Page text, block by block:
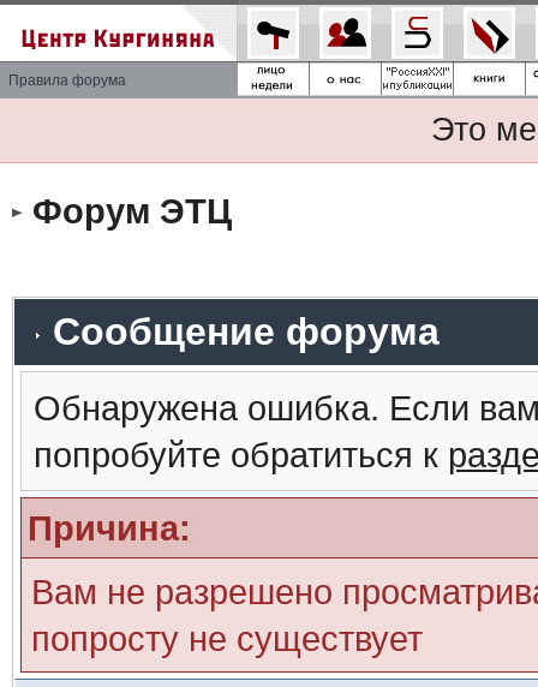
Правила форума
Это
Форум ЭТЦ
Сообщение форума
Обнаружена ошибка. Если
попробуйте обратиться к
Причина:
Вам не разрешено
попросту не существует